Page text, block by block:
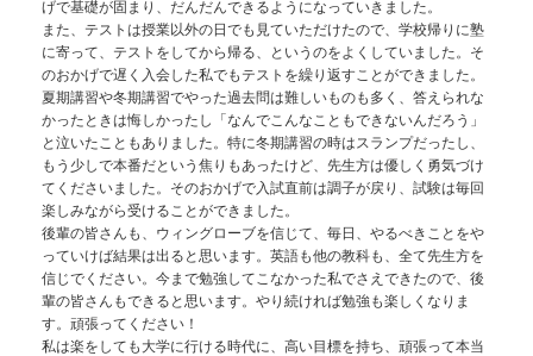
げで基礎が固まり、だんだんできるようになっていきました。
また、テストは授業以外の日でも見ていただけたので、学校帰りに塾
に寄って、テストをしてから帰る、というのをよくしていました。そ
のおかげで遅く入会した私でもテストを繰り返すことができました。
夏期講習や冬期講習でやった過去問は難しいものも多く、答えられな
かったときは悔しかったし「なんでこんなこともできないんだろう」
と泣いたこともありました。特に冬期講習の時はスランプだったし、
もう少しで本番だという焦りもあったけど、先生方は優しく勇気づけ
てくださいました。そのおかげで入試直前は調子が戻り、試験は毎回
楽しみながら受けることができました。
後輩の皆さんも、ウィングローブを信じて、毎日、やるべきことをや
っていけば結果は出ると思います。英語も他の教科も、全て先生方を
信じでください。今まで勉強してこなかった私でさえできたので、後
輩の皆さんもできると思います。やり続ければ勉強も楽しくなりま
す。頑張ってください！
私は楽をしても大学に行ける時代に、高い目標を持ち、頑張って本当